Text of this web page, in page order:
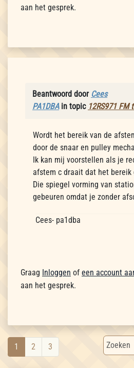
aan het gesprek.
Beantwoord door Cees
PA1DBAin topic 12RS971
Wordt het bereik van de
door de snaar en pulley
Ik kan mij voorstellen als je
afstem c draait dat het bereik
Die spiegel vorming van
gebeuren omdat je zonder
Cees- pa1dba
Graag Inloggen of een account
aan het gesprek.
1 2 3